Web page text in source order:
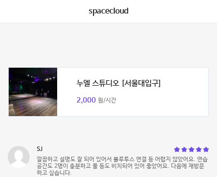
spacecloud
누엘 스튜디오 [서울대입구]
2,000 원/시간
SJ
깔끔하고 설명도 잘 되어 있어서 블루투스 연결 등 어렵지 않았어요. 연습
공간도 2명이 충분하고 물 등도 비치되어 있어 좋았어요. 다음에 재방문
하고 싶습니다.